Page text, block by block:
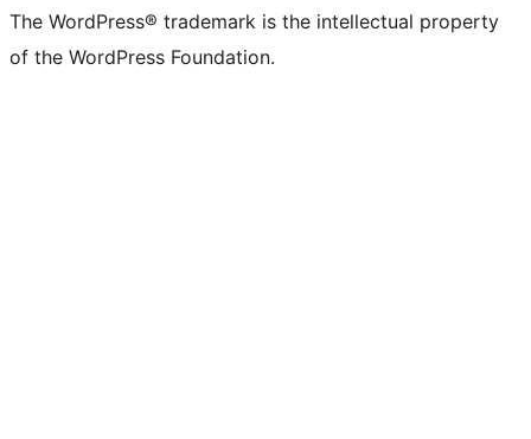
The WordPress® trademark is the intellectual property
of the WordPress Foundation.